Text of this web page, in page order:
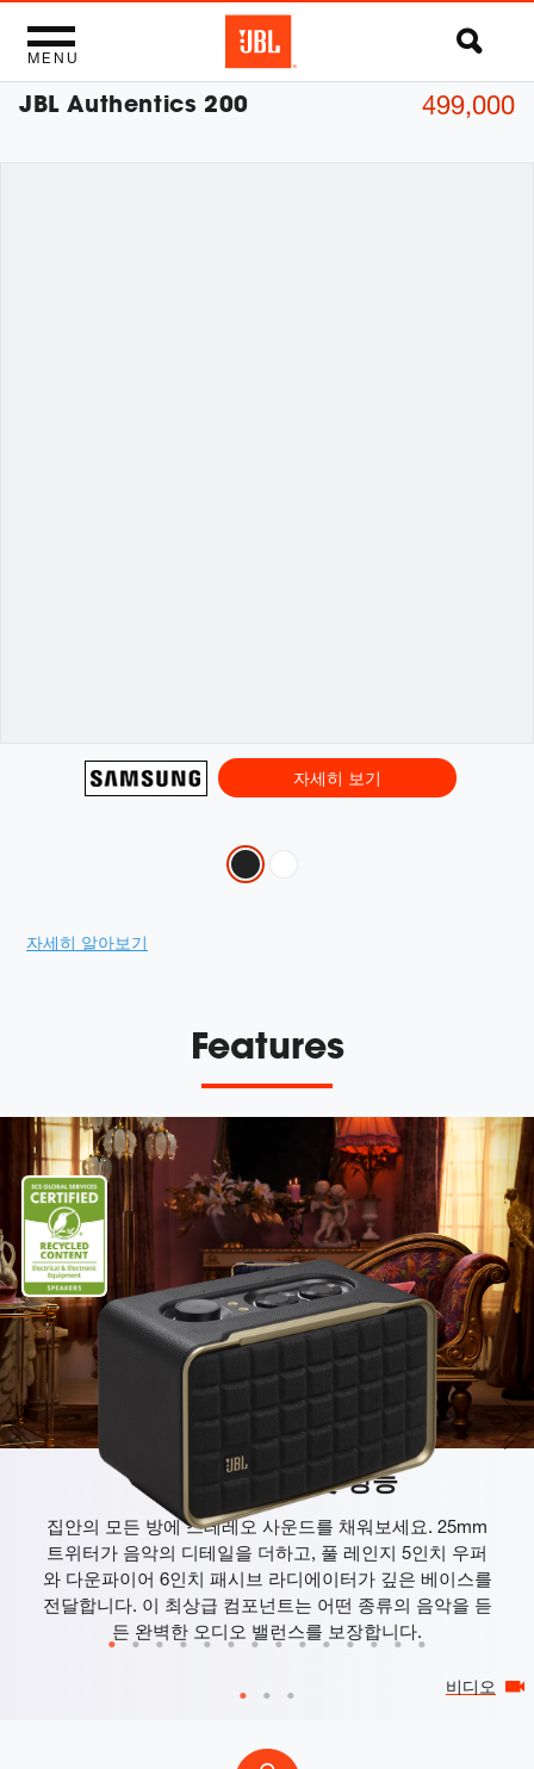
MENU
JBL Authentics 200 499,000
자세히 보기
Promotions
자세히 알아보기
비디오
Features
뛰어난 사운드 및 성능
집안의 모든 방에 스테레오 사운드를 채워보세요. 25mm
트위터가 음악의 디테일을 더하고, 풀 레인지 5인치 우퍼
와 다운파이어 6인치 패시브 라디에이터가 깊은 베이스를
전달합니다. 이 최상급 컴포넌트는 어떤 종류의 음악을 듣
든 완벽한 오디오 밸런스를 보장합니다.